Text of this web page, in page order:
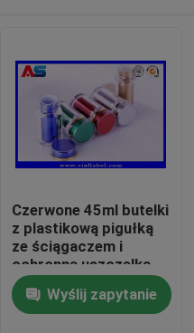
Czerwone 45ml butelki
z plastikową pigułką
ze ściągaczem i
ochronną uszczelką
Wyślij zapytanie